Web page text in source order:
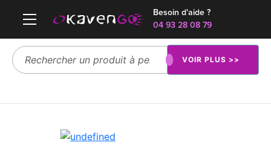
Besoin d'aide ?
04 93 28 08 79
VOIR PLUS >>